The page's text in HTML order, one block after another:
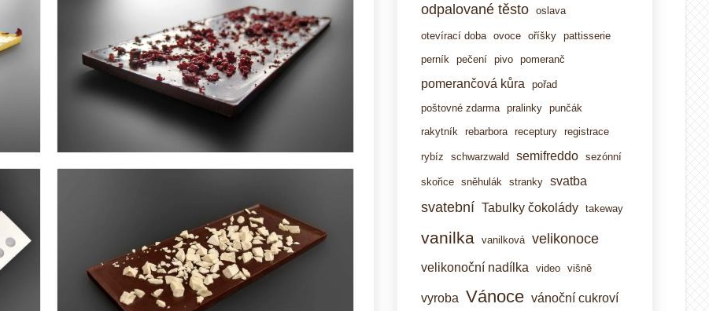
odpalované těsto oslava
otevírací doba ovoce oříšky pattisserie
perník pečení pivo pomeranč
pomerančová kůra
pořad
poštovné zdarma pralinky punčák
rakytník rebarbora receptury registrace
rybíz schwarzwald semifreddo sezónní
skořice sněhulák stranky svatba
svatební Tabulky čokolády takeway
vanilka vanilková velikonoce
velikonoční nadílka video višně
vyroba Vánoce vánoční cukroví